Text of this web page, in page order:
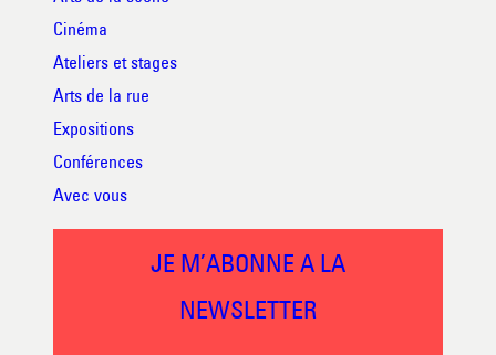
Cinéma
Ateliers et stages
Arts de la rue
Expositions
Conférences
Avec vous
JE M’ABONNE A LA
NEWSLETTER